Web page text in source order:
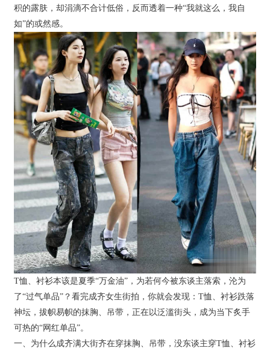
积的露肤，却涓滴不合计低俗，反而透着一种“我就这么，我自
如”的或然感。
T恤、衬衫本该是夏季“万金油”，为若何今被东谈主落索，沦为
了“过气单品”？看完成齐女生街拍，你就会发现：T恤、衬衫跌落
神坛，拔帜易帜的抹胸、吊带，正在以泛滥街头，成为当下炙手
可热的“网红单品”。
一、为什么成齐满大街齐在穿抹胸、吊带，没东谈主穿T恤、衬衫